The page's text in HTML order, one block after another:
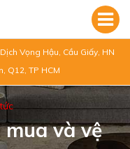
Vọng Hậu, Cầu Giấy, HN
Q12, TP HCM
và vệ